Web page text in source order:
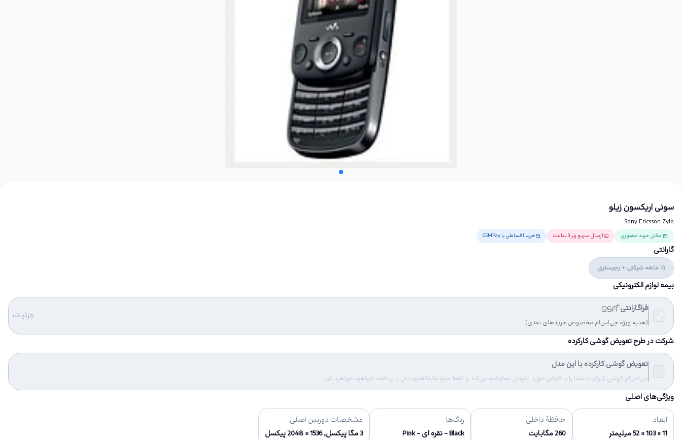
سونی اریکسون زیلو
Sony Ericsson Zylo
امکان خرید حضوری ارسال سریع زیر 3 ساعت خرید اقساطی با GSMPay
گارانتی
18 ماهه شرکتی + رجیستری
بیمه لوازم الکترونیکی
فراگارانتی
(هدیه ویژه جی‌اس‌ام مخصوص خریدهای نقدی)
جزئیات
شرکت در طرح تعویض گوشی کارکرده
تعویض گوشی کارکرده با این مدل
جی‌اس‌ام گوشی کارکرده شما را با گوشی مورد نظرتان معاوضه می‌کند و فقط مبلغ مابه‌التفاوت آن را پرداخت خواهید خواهید کرد.
ویژگی‌های اصلی
ابعاد
11 × 103 × 52 میلیمتر
حافظهٔ داخلی
260 مگابایت
رنگ‌ها
Black - نقره ای - Pink
مشخصات دوربین اصلی
3 مگا پیکسل, 1536 × 2048 پیکسل